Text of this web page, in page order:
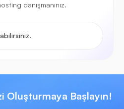
danışmanınız.
Oluşturmaya Başlayın!